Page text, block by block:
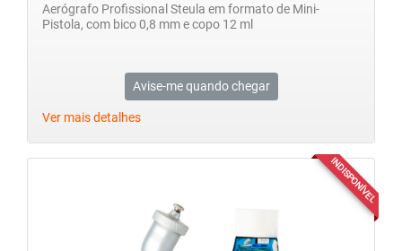
Aerógrafo Profissional Steula em formato de Mini-
Pistola, com bico 0,8 mm e copo 12 ml
Avise-me quando chegar
Ver mais detalhes
INDISPONÍVEL